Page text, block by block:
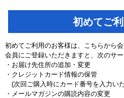
初めてご
初めてご利用のお客様は、こちらから会
会員にご登録いただきますと、次のサ
・お届け先住所の追加・変更
・クレジットカード情報の保管
(次回ご購入時にカード番号を入力い
・メールマガジンの購読内容の変更